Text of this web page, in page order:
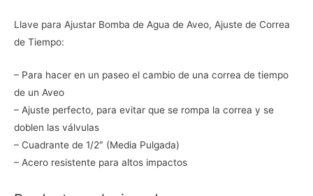
Llave para Ajustar Bomba de Agua de Aveo, Ajuste de Correa
de Tiempo:
– Para hacer en un paseo el cambio de una correa de tiempo
de un Aveo
– Ajuste perfecto, para evitar que se rompa la correa y se
doblen las válvulas
– Cuadrante de 1/2″ (Media Pulgada)
– Acero resistente para altos impactos